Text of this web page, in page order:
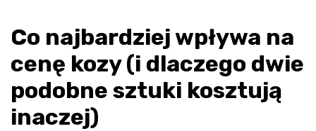
Co najbardziej wpływa na
cenę kozy (i dlaczego dwie
podobne sztuki kosztują
inaczej)